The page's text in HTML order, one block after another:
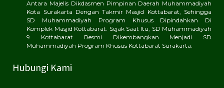
Antara Majelis Dikdasmen Pimpinan Daerah Muhammadiyah
Kota Surakarta Dengan Takmir Masjid Kottabarat, Sehingga
SD Muhammadiyah Program Khusus Dipindahkan Di
Komplek Masjid Kottabarat. Sejak Saat Itu, SD Muhammadiyah
9 Kottabarat Resmi Dikembangkan Menjadi SD
Muhammadiyah Program Khusus Kottabarat Surakarta.
Hubungi Kami